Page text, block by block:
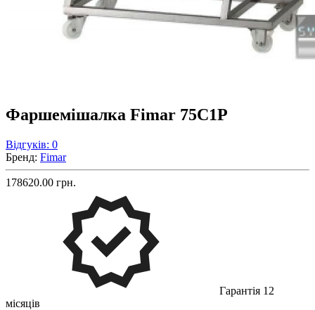
Фаршемішалка Fimar 75C1P
Відгуків: 0
Бренд: Fimar
178620.00 грн.
Гарантія 12
місяців